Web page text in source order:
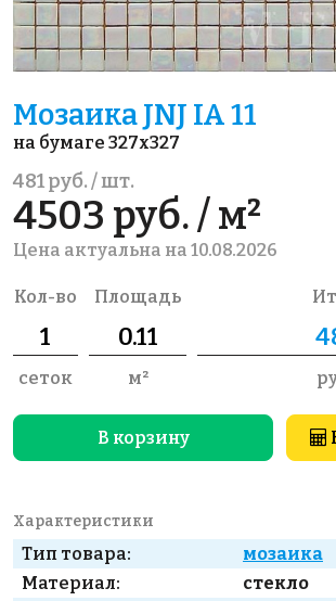
Мозаика JNJ IA 11
на бумаге 327x327
481 руб. / шт.
4503 руб. / м²
Цена актуальна на 10.08.2026
Кол-во
сеток
Площадь
м²
В корзину
Характеристики
Тип товара:
мозаика
Материал:
стекло